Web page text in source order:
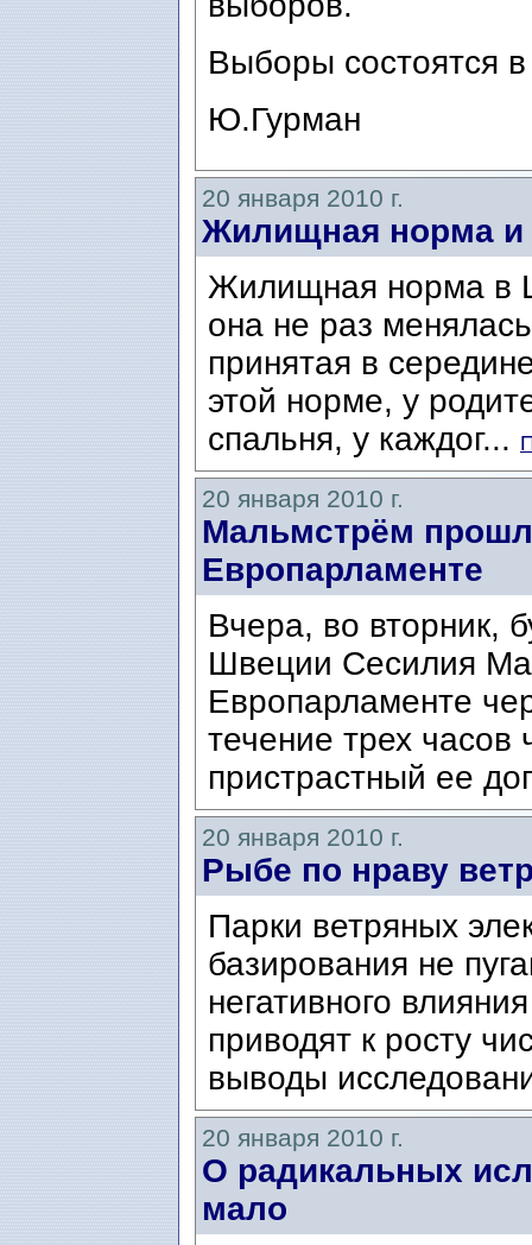
Выборы состоятся в
Ю.Гурман
20 января 2010 г.
Жилищная норма и
Жилищная норма в
она не раз
принятая в
этой норме, у
спальня, у каждог...
20 января 2010 г.
Мальмстрём
Европарламенте
Вчера, во вторник,
Швеции Сесилия
Европарламенте
течение трех
пристрастный ее
20 января 2010 г.
Рыбе по нраву
Парки ветряных
базирования не
негативного
приводят к росту
выводы
20 января 2010 г.
О радикальных
мало